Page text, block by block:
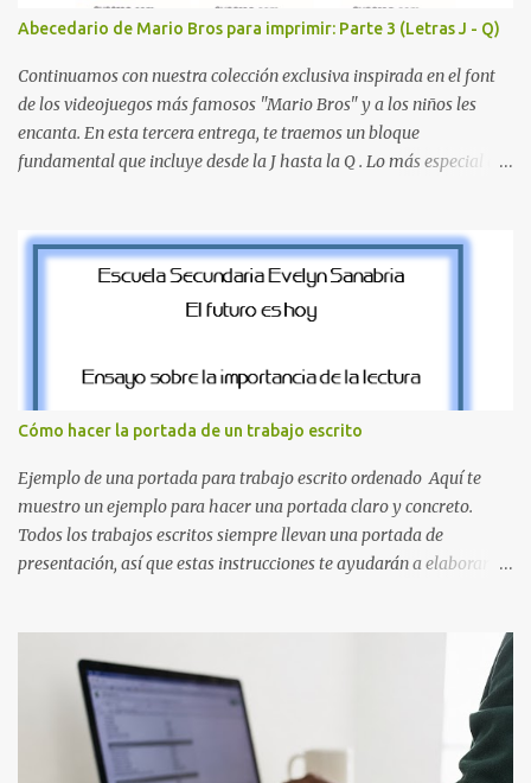
juego. Contenido Actual: La imagen muestra la organización desde
la letra A hasta la M, estableciendo el estilo geométrico y divertido
que define a toda la colección. Primera parte del juego de letras
in...
Abecedario de Mario Bros para imprimir: Parte 3 (Letras J - Q)
Continuamos con nuestra colección exclusiva inspirada en el font
de los videojuegos más famosos "Mario Bros" y a los niños les
encanta. En esta tercera entrega, te traemos un bloque
fundamental que incluye desde la J hasta la Q . Lo más especial de
desde la J hasta la Q ¿Qué incluye este bloque de letras? En esta
sección de evecrea.com , encontrarás imágenes individuales en alta
resolución de las siguientes letras: Letras vibrantes : La J y la M en
la Q en amarillo brillante, junto con la N y la P en un verde
inspirado en los niveles de los juegos. Formas icónicas : No te
pierdas la letra O , diseñada con ese estilo geométrico tan carac...
Cómo hacer la portada de un trabajo escrito
Ejemplo de una portada para trabajo escrito ordenado Aquí te
muestro un ejemplo para hacer una portada claro y concreto.
Todos los trabajos escritos siempre llevan una portada de
presentación, así que estas instrucciones te ayudarán a elaborar
compartir el enlace de este artículo para que así como a ti también
ellos se puedan guiar con esta explicación. Los datos esenciales
para una portada para presentar un trabajo escrito a mano o
impreso son los siguientes y en este orden: Nombre de la escuela o
del instituto (Es muy importante este dato) Título del trabajo